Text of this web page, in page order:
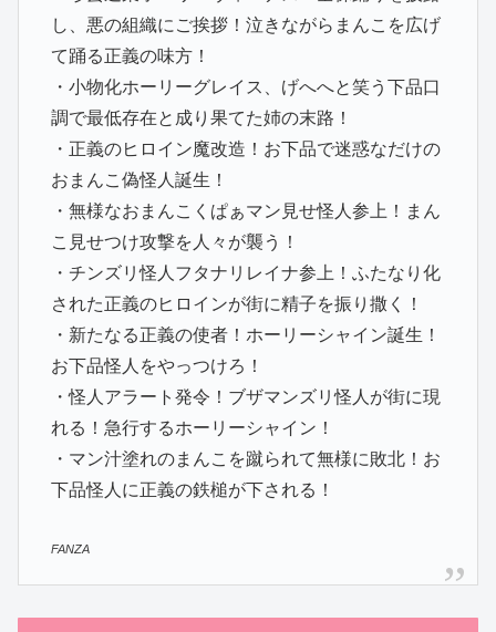
し、悪の組織にご挨拶！泣きながらまんこを広げ
て踊る正義の味方！
・小物化ホーリーグレイス、げへへと笑う下品口
調で最低存在と成り果てた姉の末路！
・正義のヒロイン魔改造！お下品で迷惑なだけの
おまんこ偽怪人誕生！
・無様なおまんこくぱぁマン見せ怪人参上！まん
こ見せつけ攻撃を人々が襲う！
・チンズリ怪人フタナリレイナ参上！ふたなり化
された正義のヒロインが街に精子を振り撒く！
・新たなる正義の使者！ホーリーシャイン誕生！
お下品怪人をやっつけろ！
・怪人アラート発令！ブザマンズリ怪人が街に現
れる！急行するホーリーシャイン！
・マン汁塗れのまんこを蹴られて無様に敗北！お
下品怪人に正義の鉄槌が下される！
FANZA